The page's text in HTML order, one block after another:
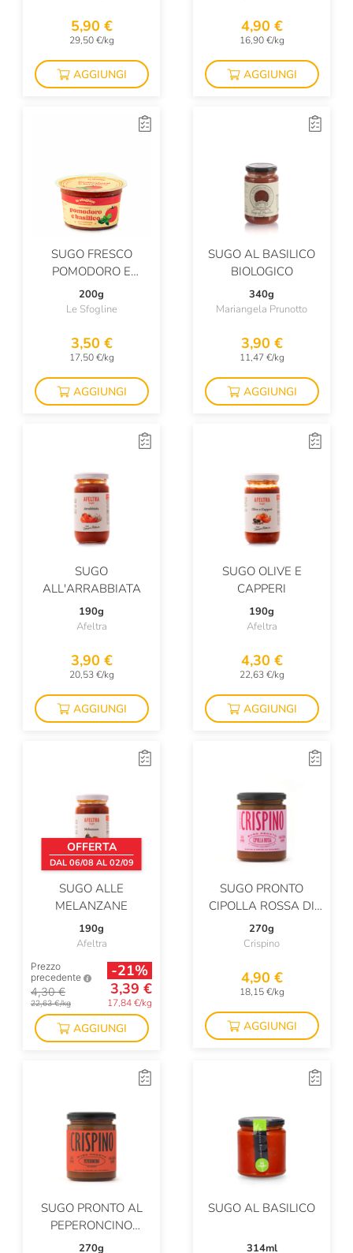
5,90 €
29,50 €/kg
AGGIUNGI
4,90 €
16,90 €/kg
AGGIUNGI
SUGO FRESCO
POMODORO E
BASILICO
200g
Le Sfogline
3,50 €
17,50 €/kg
AGGIUNGI
SUGO AL BASILICO
BIOLOGICO
340g
Mariangela Prunotto
3,90 €
11,47 €/kg
AGGIUNGI
SUGO
ALL'ARRABBIATA
190g
Afeltra
3,90 €
20,53 €/kg
AGGIUNGI
SUGO OLIVE E
CAPPERI
190g
Afeltra
4,30 €
22,63 €/kg
AGGIUNGI
OFFERTA
DAL 06/08 AL 02/09
SUGO ALLE
MELANZANE
190g
Afeltra
Prezzo
precedente
4,30 €
22,63 €/kg
-21%
3,39 €
17,84 €/kg
AGGIUNGI
SUGO PRONTO
CIPOLLA ROSSA DI
TROPEA IGP
270g
Crispino
4,90 €
18,15 €/kg
AGGIUNGI
SUGO PRONTO AL
PEPERONCINO
CALABRESE
270g
SUGO AL BASILICO
314ml